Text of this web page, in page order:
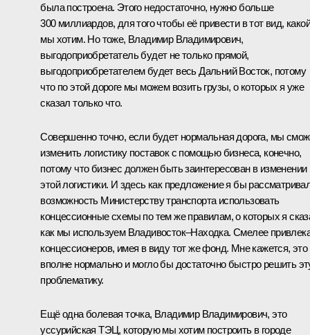
была построена. Этого недостаточно, нужно больше
300 миллиардов, для того чтобы её привести в тот вид, какой
мы хотим. Но тоже, Владимир Владимирович,
выгодоприобретатель будет не только прямой,
выгодоприобретателем будет весь Дальний Восток, потому
что по этой дороге мы можем возить грузы, о которых я уже
сказал только что.
Совершенно точно, если будет нормальная дорога, мы
изменить логистику поставок с помощью бизнеса, конечно,
потому что бизнес должен быть заинтересован в изменении
этой логистики. И здесь как предложение я бы
возможность Министерству транспорта использовать
концессионные схемы по тем же правилам, о которых я
как мы используем Владивосток–Находка. Смелее
концессионеров, имея в виду тот же фонд. Мне кажется, это
вполне нормально и могло бы достаточно быстро решить
проблематику.
Ещё одна болевая точка, Владимир Владимирович, это
уссурийская ТЭЦ, которую мы хотим построить в городе